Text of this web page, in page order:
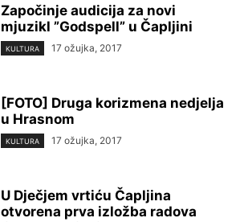
Započinje audicija za novi
mjuzikl ”Godspell” u Čapljini
KULTURA 17 ožujka, 2017
[FOTO] Druga korizmena nedjelja
u Hrasnom
KULTURA 17 ožujka, 2017
U Dječjem vrtiću Čapljina
otvorena prva izložba radova